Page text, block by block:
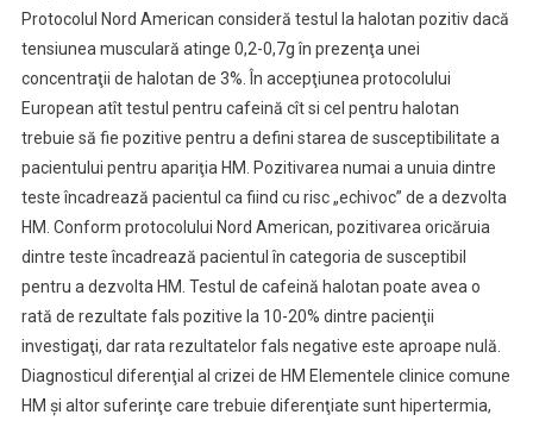
Protocolul Nord American consideră testul la halotan pozitiv dacă
tensiunea musculară atinge 0,2-0,7g în prezenţa unei
concentraţii de halotan de 3%. În accepţiunea protocolului
European atît testul pentru cafeină cît si cel pentru halotan
trebuie să fie pozitive pentru a defini starea de susceptibilitate a
pacientului pentru apariţia HM. Pozitivarea numai a unuia dintre
teste încadrează pacientul ca fiind cu risc „echivoc” de a dezvolta
HM. Conform protocolului Nord American, pozitivarea oricăruia
dintre teste încadrează pacientul în categoria de susceptibil
pentru a dezvolta HM. Testul de cafeină halotan poate avea o
rată de rezultate fals pozitive la 10-20% dintre pacienţii
investigaţi, dar rata rezultatelor fals negative este aproape nulă.
Diagnosticul diferenţial al crizei de HM Elementele clinice comune
HM şi altor suferinţe care trebuie diferenţiate sunt hipertermia,